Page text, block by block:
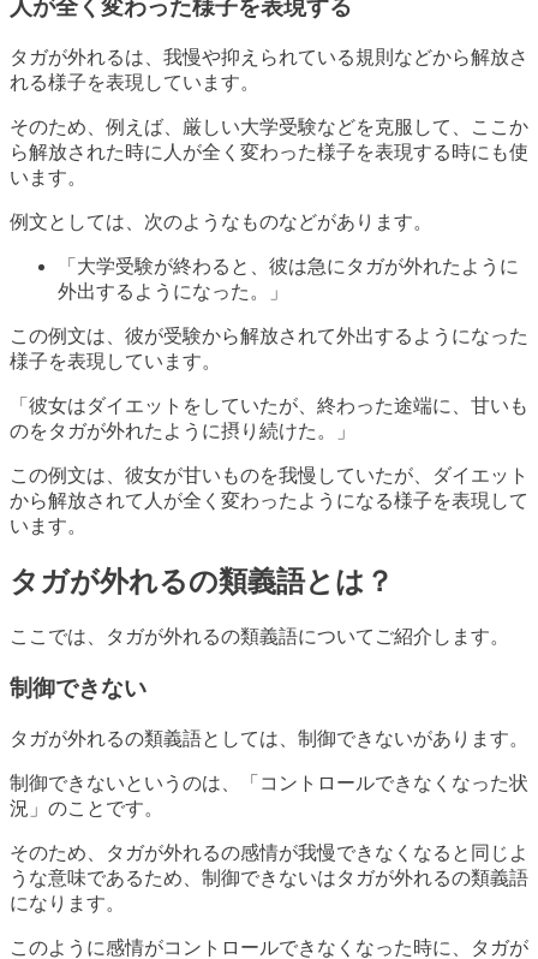
人が全く変わった様子を表現する
タガが外れるは、我慢や抑えられている規則などから解放さ
れる様子を表現しています。
そのため、例えば、厳しい大学受験などを克服して、ここか
ら解放された時に人が全く変わった様子を表現する時にも使
います。
例文としては、次のようなものなどがあります。
「大学受験が終わると、彼は急にタガが外れたように
外出するようになった。」
この例文は、彼が受験から解放されて外出するようになった
様子を表現しています。
「彼女はダイエットをしていたが、終わった途端に、甘いも
のをタガが外れたように摂り続けた。」
この例文は、彼女が甘いものを我慢していたが、ダイエット
から解放されて人が全く変わったようになる様子を表現して
います。
タガが外れるの類義語とは？
ここでは、タガが外れるの類義語についてご紹介します。
制御できない
タガが外れるの類義語としては、制御できないがあります。
制御できないというのは、「コントロールできなくなった状
況」のことです。
そのため、タガが外れるの感情が我慢できなくなると同じよ
うな意味であるため、制御できないはタガが外れるの類義語
になります。
このように感情がコントロールできなくなった時に、タガが